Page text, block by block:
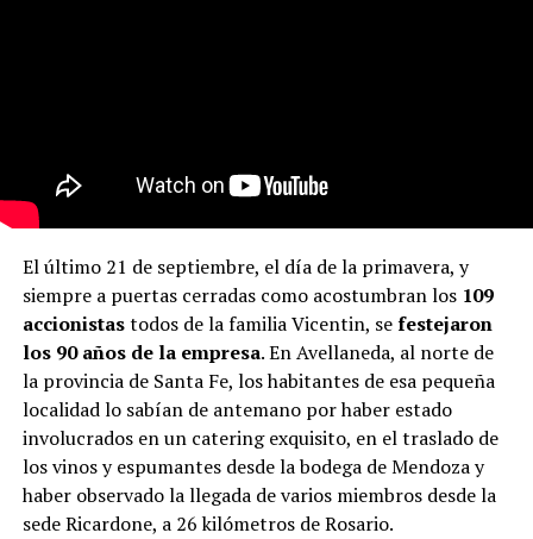
El último 21 de septiembre, el día de la primavera, y
siempre a puertas cerradas como acostumbran los 109
accionistastodos de la familia Vicentin, sefestejaron
los 90 años de la empresa. En Avellaneda, al norte de
la provincia de Santa Fe, los habitantes de esa pequeña
localidad lo sabían de antemano por haber estado
involucrados en un catering exquisito, en el traslado de
los vinos y espumantes desde la bodega de Mendoza y
haber observado la llegada de varios miembros desde la
sede Ricardone, a 26 kilómetros de Rosario.